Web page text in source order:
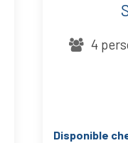
4
Disponible